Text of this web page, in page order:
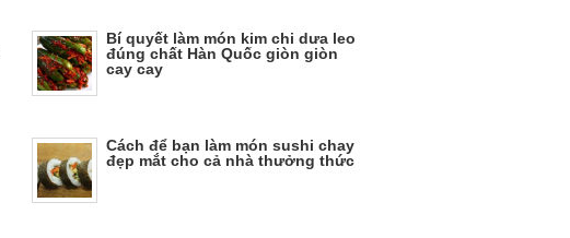
Bí quyết làm món kim chi dưa leo
đúng chất Hàn Quốc giòn giòn
cay cay
Cách để bạn làm món sushi chay
đẹp mắt cho cả nhà thưởng thức